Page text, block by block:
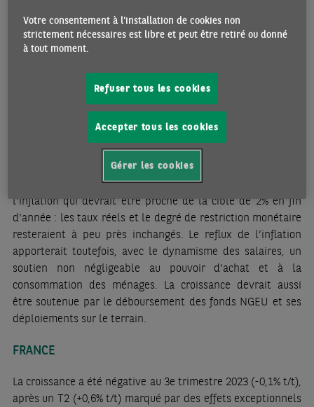
Selon les chiffres préliminaires, le PIB de la zone euro a
enregistré une légère contraction au T3 2023 (-0,1% t/t)
après deux trimestres déjà de faible croissance. Les effets
sur l’activité économique cet hiver. Hormis la possibilité
semestre 2023, l’activité devrait se stabiliser au premier
trimestre 2024, avant une reprise plus franche à partir du
printemps. Celle-ci serait soutenue par une première baisse
des taux directeurs par la BCE, que nous attendons pour
avril. Cette détente monétaire accompagnerait le reflux de
l’inflation qui devrait être proche de la cible de 2% en fin
d’année : les taux réels et le degré de restriction monétaire
resteraient à peu près inchangés. Le reflux de l’inflation
apporterait toutefois, avec le dynamisme des salaires, un
soutien non négligeable au pouvoir d’achat et à la
consommation des ménages. La croissance devrait aussi
être soutenue par le déboursement des fonds NGEU et ses
déploiements sur le terrain.
FRANCE
La croissance a été négative au 3e trimestre 2023 (-0,1% t/t),
après un T2 (+0,6% t/t) marqué par des effets exceptionnels
Votre consentement à l'installation de cookies non
strictement nécessaires est libre et peut être retiré ou donné
à tout moment.
Refuser tous les cookies
Accepter tous les cookies
Gérer les cookies